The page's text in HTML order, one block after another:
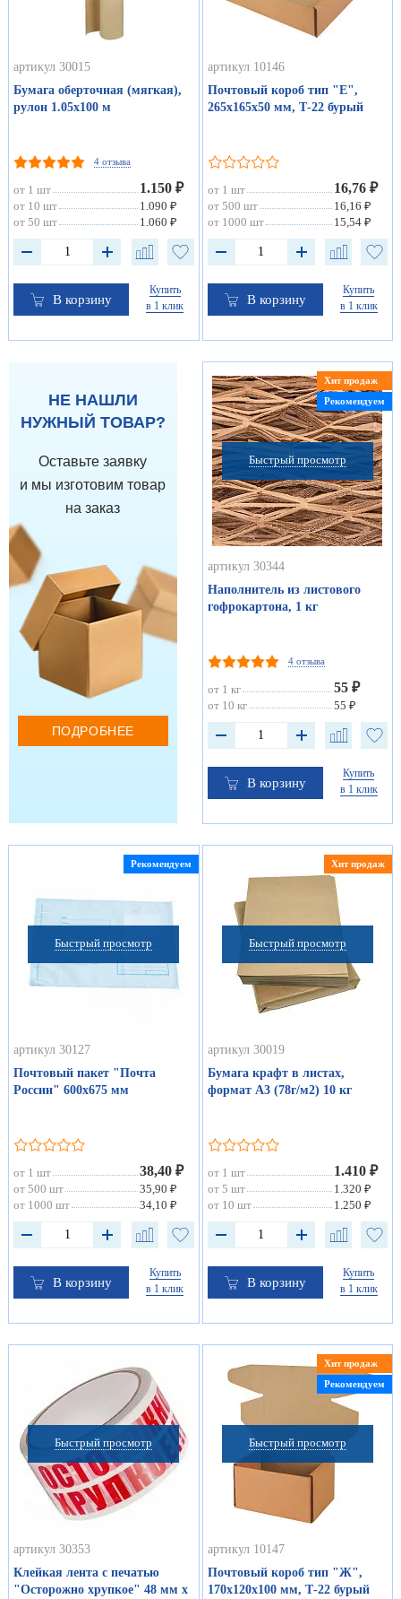
артикул 30015
Бумага оберточная (мягкая),
рулон 1.05х100 м
4 отзыва
от 1 шт 1.150 ₽
от 10 шт
1.090 ₽
от 50 шт
1.060 ₽
В корзину
Купить
в 1 клик
артикул 10146
Почтовый короб тип "Е",
265х165х50 мм, Т-22 бурый
от 1 шт 16,76 ₽
от 500 шт
16,16 ₽
от 1000 шт
15,54 ₽
В корзину
Купить
в 1 клик
НЕ НАШЛИ
НУЖНЫЙ ТОВАР?
Оставьте заявку
и мы изготовим товар
на заказ
ПОДРОБНЕЕ
Быстрый просмотр
Хит продаж
Рекомендуем
артикул 30344
Наполнитель из листового
гофрокартона, 1 кг
4 отзыва
от 1 кг 55 ₽
от 10 кг 55 ₽
В корзину
Купить
в 1 клик
Быстрый просмотр
Рекомендуем
артикул 30127
Почтовый пакет "Почта
России" 600х675 мм
от 1 шт 38,40 ₽
от 500 шт
35,90 ₽
от 1000 шт
34,10 ₽
В корзину
Купить
в 1 клик
Быстрый просмотр
Хит продаж
артикул 30019
Бумага крафт в листах,
формат А3 (78г/м2) 10 кг
от 1 шт 1.410 ₽
от 5 шт
1.320 ₽
от 10 шт
1.250 ₽
В корзину
Купить
в 1 клик
Быстрый просмотр
артикул 30353
Клейкая лента с печатью
"Осторожно хрупкое" 48 мм х
Быстрый просмотр
Хит продаж
Рекомендуем
артикул 10147
Почтовый короб тип "Ж",
170х120х100 мм, Т-22 бурый